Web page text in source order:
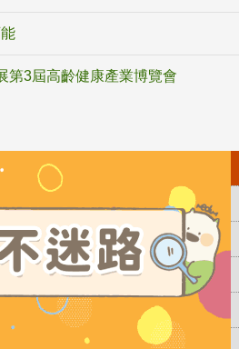
第3屆高齡健康產業博覽會